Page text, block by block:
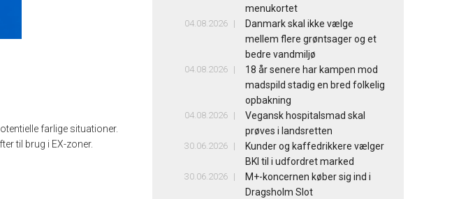
farlige situationer.
til brug i EX-zoner.
menukortet
04.08.2026
Danmark skal ikke vælge
mellem flere grøntsager og et
bedre vandmiljø
04.08.2026
18 år senere har kampen mod
madspild stadig en bred folkelig
opbakning
04.08.2026
Vegansk hospitalsmad skal
prøves i landsretten
30.06.2026
Kunder og kaffedrikkere vælger
BKI til i udfordret marked
30.06.2026
M+-koncernen køber sig ind i
Dragsholm Slot